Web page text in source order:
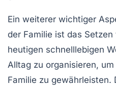
Ein weiterer wichtiger
der Familie ist das
heutigen schnelllebigen
Alltag zu organisieren,
Familie zu gewährleisten.